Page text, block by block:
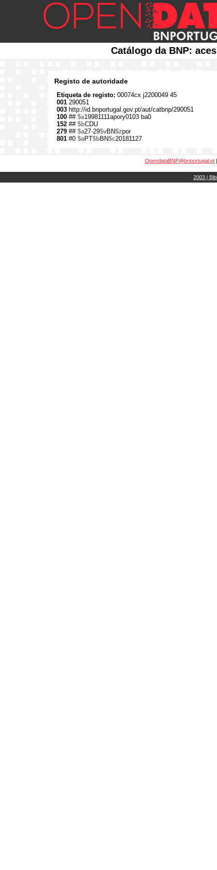
Catálogo da BNP:
Registo de autoridade
Etiqueta de registo: 00074cx j2200049 45
001 290051
003 http://id.bnportugal.gov.pt/aut/catbnp/290051
100 ## $a19981111apory0103 ba0
152 ## $bCDU
279 ## $a27-29$vBN$zpor
801 #0 $aPT$bBN$c20181127
OpendataBNP@bnportugal.pt
2003 |